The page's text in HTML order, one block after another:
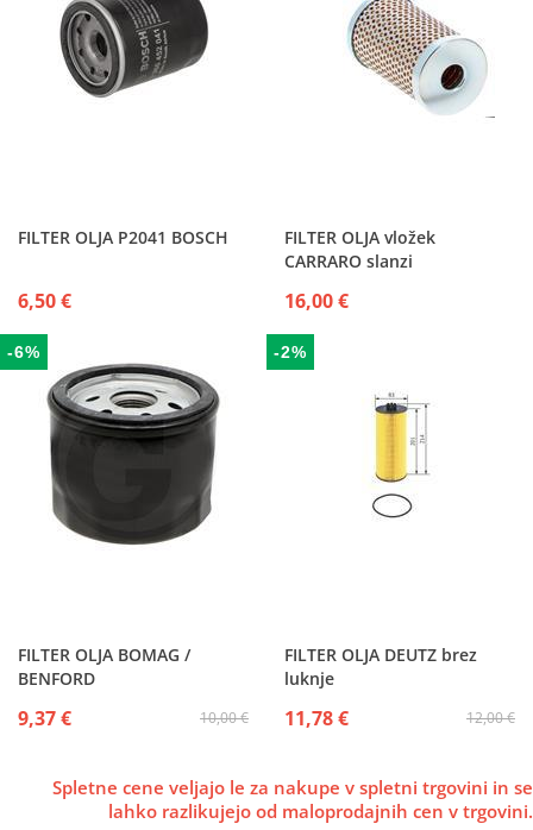
FILTER OLJA P2041 BOSCH
6,50 €
FILTER OLJA vložek
CARRARO slanzi
16,00 €
-6%
FILTER OLJA BOMAG /
BENFORD
10,00 €
9,37 €
-2%
FILTER OLJA DEUTZ brez
luknje
12,00 €
11,78 €
Spletne cene veljajo le za nakupe v spletni trgovini in se
lahko razlikujejo od maloprodajnih cen v trgovini.